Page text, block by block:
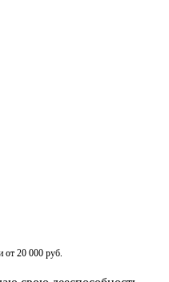
20 000 руб.